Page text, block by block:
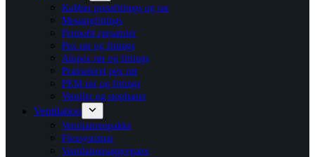
Kobber pressfittings og rør
Messingfittings
Primofit rørsamler
Pex rør og fittings
Alupex rør og fittings
Præisoleret pex rør
PEM rør og fittings
Ventiler og stophaner
Ventilation
Ventilationspakke
Flexsystemer
Ventilationsaggregater